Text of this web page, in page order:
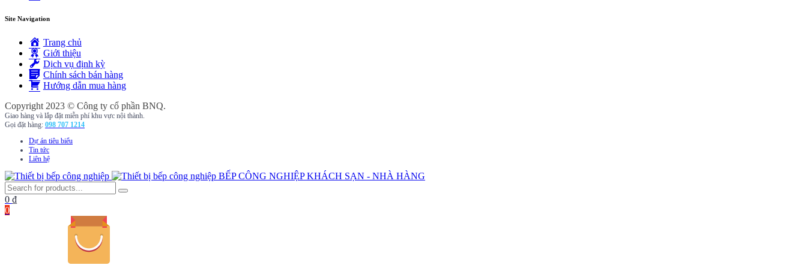
Site Navigation
Trang chủ
Giới thiệu
Dịch vụ định kỳ
Chính sách bán hàng
Hướng dẫn mua hàng
Copyright 2023 © Công ty cổ phần BNQ.
Giao hàng và lắp đặt miễn phí khu vực nội thành.
Gọi đặt hàng: 098 707 1214
Dự án tiêu biểu
Tin tức
Liên hệ
BẾP CÔNG NGHIỆP KHÁCH SẠN - NHÀ HÀNG
0 ₫
0